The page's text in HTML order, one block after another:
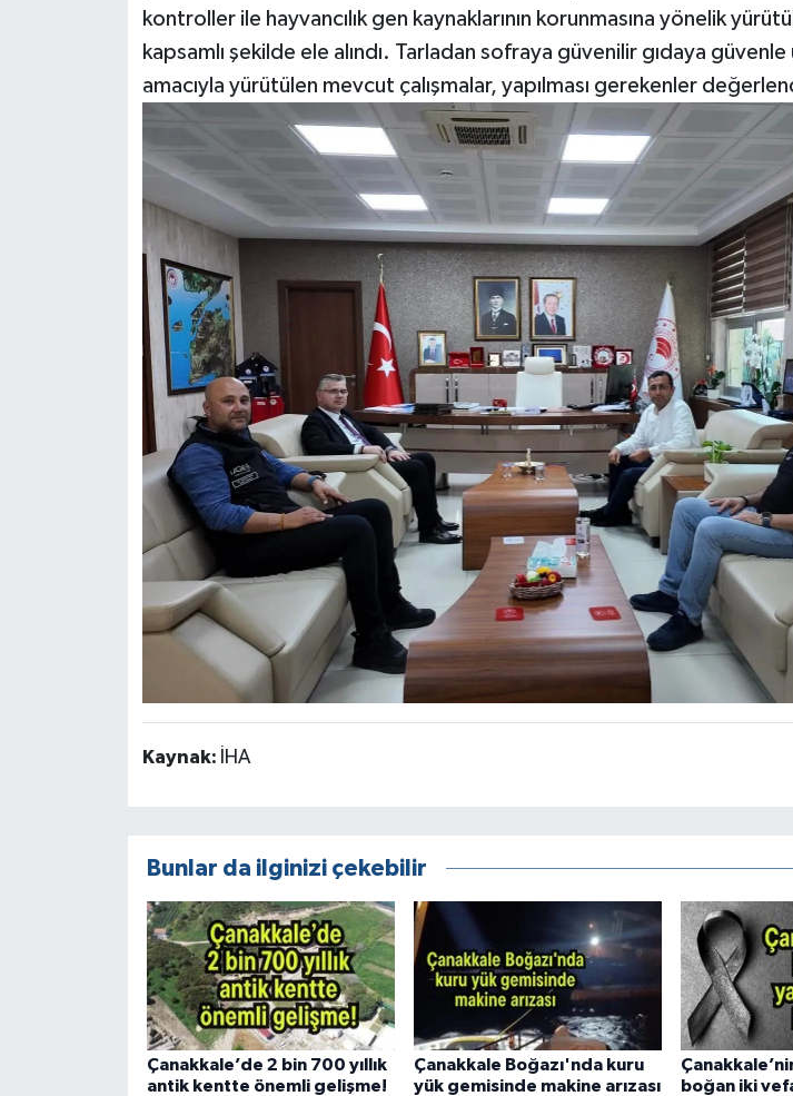
kontroller ile hayvancılık gen kaynaklarının korunmasına yönelik
kapsamlı şekilde ele alındı. Tarladan sofraya güvenilir gıdaya
amacıyla yürütülen mevcut çalışmalar, yapılması gerekenler
Kaynak: İHA
Bunlar da ilginizi çekebilir
Çanakkale’de 2 bin 700 yıllık
antik kentte önemli gelişme!
Çanakkale Boğazı'nda kuru
yük gemisinde makine arızası
boğan iki